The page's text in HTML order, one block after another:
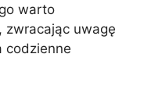
warto
uwagę
codzienne